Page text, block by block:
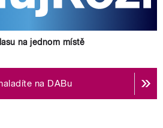
na jednom místě
na DABu